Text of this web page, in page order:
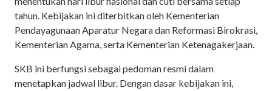
tahun. Kebijakan ini diterbitkan oleh Kementerian
Pendayagunaan Aparatur Negara dan Reformasi Birokrasi,
Kementerian Agama, serta Kementerian Ketenagakerjaan.
SKB ini berfungsi sebagai pedoman resmi dalam
menetapkan jadwal libur. Dengan dasar kebijakan ini,